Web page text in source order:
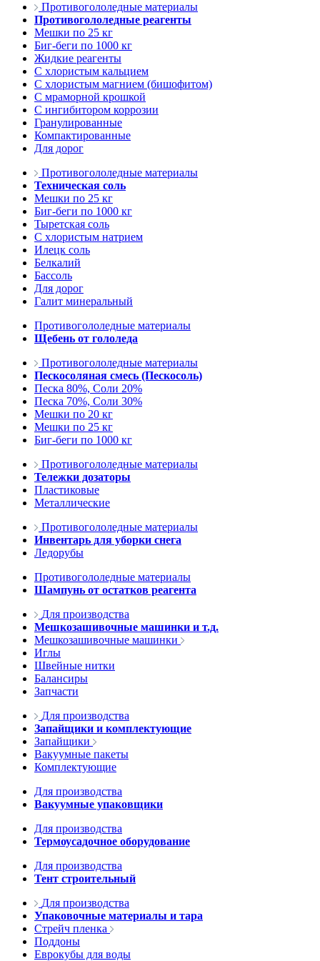
Противогололедные материалы
Противогололедные реагенты
Мешки по 25 кг
Биг-беги по 1000 кг
Жидкие реагенты
С хлористым кальцием
С хлористым магнием (бишофитом)
С мраморной крошкой
С ингибитором коррозии
Гранулированные
Компактированные
Для дорог
Противогололедные материалы
Техническая соль
Мешки по 25 кг
Биг-беги по 1000 кг
Тыретская соль
С хлористым натрием
Илецк соль
Белкалий
Бассоль
Для дорог
Галит минеральный
Противогололедные материалы
Щебень от гололеда
Противогололедные материалы
Пескосоляная смесь (Пескосоль)
Песка 80%, Соли 20%
Песка 70%, Соли 30%
Мешки по 20 кг
Мешки по 25 кг
Биг-беги по 1000 кг
Противогололедные материалы
Тележки дозаторы
Пластиковые
Металлические
Противогололедные материалы
Инвентарь для уборки снега
Ледорубы
Противогололедные материалы
Шампунь от остатков реагента
Для производства
Мешкозашивочные машинки и т.д.
Мешкозашивочные машинки
Иглы
Швейные нитки
Балансиры
Запчасти
Для производства
Запайщики и комплектующие
Запайщики
Вакуумные пакеты
Комплектующие
Для производства
Вакуумные упаковщики
Для производства
Термоусадочное оборудование
Для производства
Тент строительный
Для производства
Упаковочные материалы и тара
Стрейч пленка
Поддоны
Еврокубы для воды